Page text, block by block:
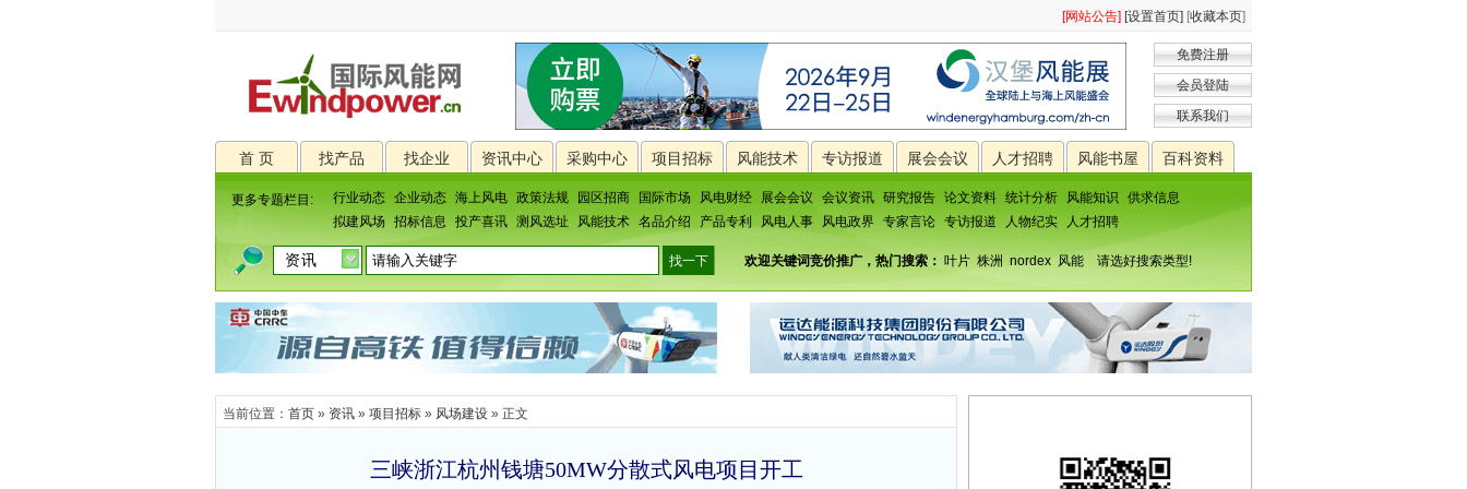
[网站公告] [设置首页] [收藏本页]
免费注册
会员登陆
联系我们
首 页 找产品 找企业 资讯中心 采购中心 项目招标 风能技术 专访报道 展会会议 人才招聘 风能书屋 百科资料
更多专题栏目: 行业动态 企业动态 海上风电 政策法规 园区招商 国际市场 风电财经 展会会议 会议资讯 研究报告 论文资料 统计分析 风能知识
供求信息
拟建风场
招标信息 投产喜讯 测风选址 风能技术 名品介绍 产品专利 风电人事 风电政界 专家言论 专访报道 人物纪实 人才招聘
欢迎关键词竞价推广，热门搜索： 叶片 株洲 nordex 风能 请选好搜索类型!
当前位置： 首页 » 资讯 » 项目招标 » 风场建设 » 正文
三峡浙江杭州钱塘50MW分散式风电项目开工